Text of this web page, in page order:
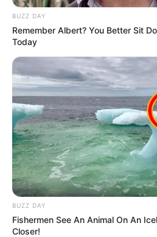
BUZZ DAY
Remember Albert? You Better Sit
Today
BUZZ DAY
Fishermen See An Animal On An
Closer!